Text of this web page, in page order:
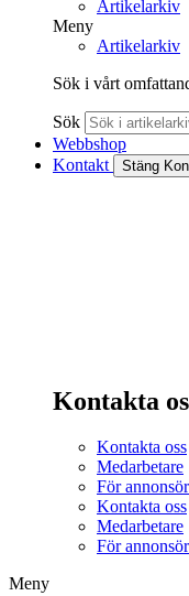
Artikelarkiv
Meny
Artikelarkiv
Sök i vårt
Sök
Webbshop
Kontakt
Stäng
Kontakta
Kontakta oss
Medarbetare
För
Kontakta oss
Medarbetare
För
Meny